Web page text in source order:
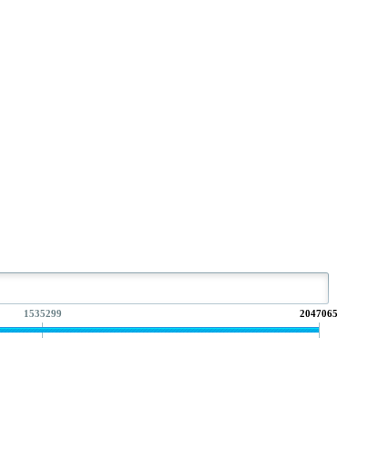
1535299 2047065